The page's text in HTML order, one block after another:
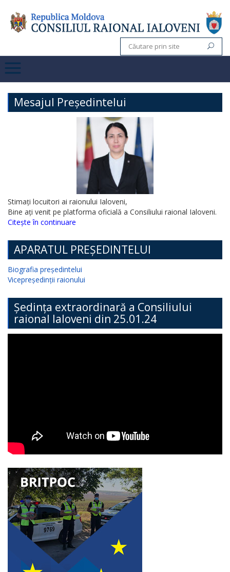
Mesajul Președintelui
Stimați locuitori ai raionului Ialoveni,
Bine ați venit pe platforma oficială a Consiliului raional Ialoveni.
Citește în continuare
APARATUL PREȘEDINTELUI
Biografia președintelui
Vicepreședinții raionului
Ședința extraordinară a Consiliului
raional Ialoveni din 25.01.24